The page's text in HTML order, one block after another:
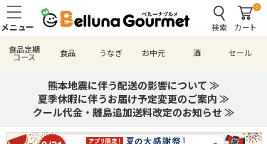
検索
0
カート
食品定期
コース 食品 うなぎ お中元 酒 セール
熊本地震に伴う配送の影響について ≫
夏季休暇に伴うお届け予定変更のご案内 ≫
クール代金・離島追加送料改定のお知らせ ≫